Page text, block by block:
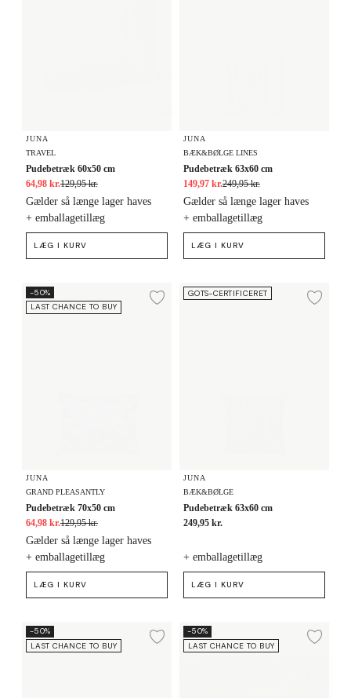
JUNA
TRAVEL
Pudebetræk 60x50 cm
64,98 kr.129,95 kr.
+ emballagetillæg
Gælder så længe lager haves
LÆG I KURV
JUNA
BÆK&BØLGE LINES
Pudebetræk 63x60 cm
149,97 kr.249,95 kr.
+ emballagetillæg
Gælder så længe lager haves
LÆG I KURV
Pudebetræk 70x50 cm
-50%
LAST CHANCE TO BUY
Tilføj til ønskeliste
JUNA
GRAND PLEASANTLY
Pudebetræk 70x50 cm
64,98 kr.129,95 kr.
+ emballagetillæg
Gælder så længe lager haves
LÆG I KURV
Pudebetræk 63x60 cm
GOTS-CERTIFICERET
JUNA
BÆK&BØLGE
Pudebetræk 63x60 cm
249,95 kr.
+ emballagetillæg
LÆG I KURV
Pudebetræk 70x50 cm
-50%
LAST CHANCE TO BUY
Tilføj til ønskeliste
Pudebetræk 70x50 cm
-50%
LAST CHANCE TO BUY